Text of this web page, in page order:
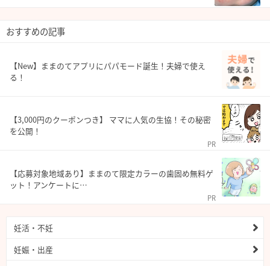
おすすめの記事
【New】ままのてアプリにパパモード誕生！夫婦で使え
る！
【3,000円のクーポンつき】 ママに人気の生協！その秘密
を公開！
PR
【応募対象地域あり】ままのて限定カラーの歯固め無料ゲ
ット！アンケートに…
PR
妊活・不妊
妊娠・出産